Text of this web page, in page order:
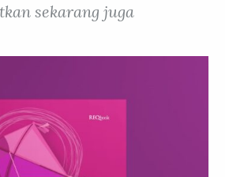
sekarang juga